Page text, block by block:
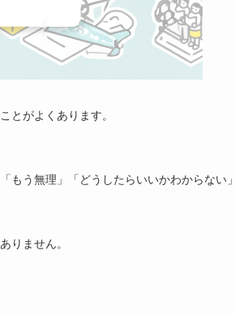
とがよくあります。
もう無理」「どうしたらいいかわからない」
りません。